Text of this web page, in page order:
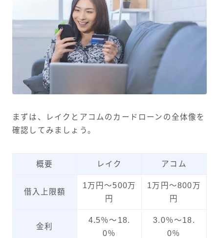
まずは、レイクとアコムのカードローンの全体像を
確認してみましょう。
概要 レイク アコム
借入上限額
1万円～500万
円
1万円～800万
円
金利
4.5％～18.
0％
3.0％～18.
0％